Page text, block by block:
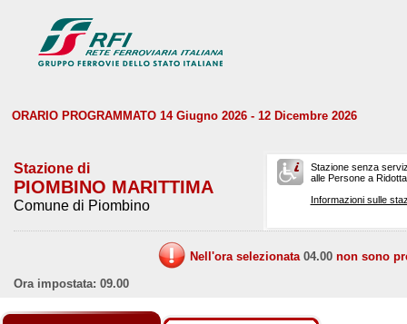
ORARIO PROGRAMMATO 14 Giugno 2026 - 12 Dicembre 2026
Stazione di
PIOMBINO MARITTIMA
Comune di Piombino
Stazione senza
alle Persone a
Informazioni sulle
Nell'ora selezionata 04.00 non sono
Ora impostata: 09.00